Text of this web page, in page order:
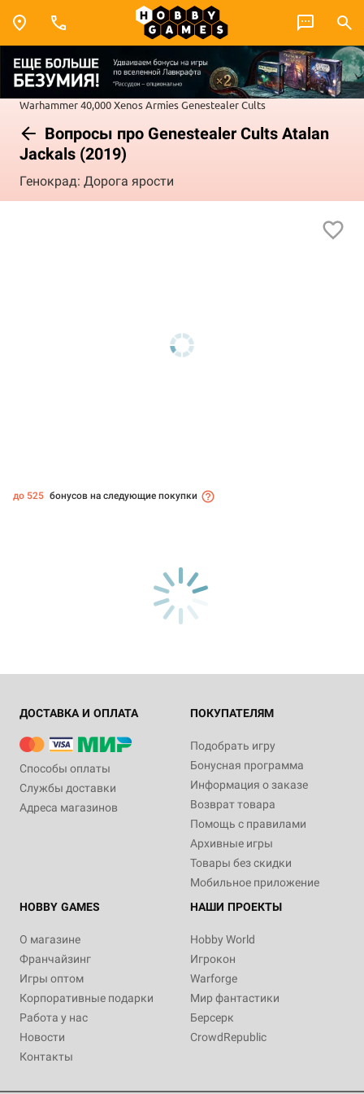
Warhammer 40,000Xenos ArmiesGenestealer Cults
Вопросы про Genestealer Cults Atalan
Jackals (2019)
Генокрад: Дорога ярости
до 525 бонусов на следующие покупки
ДОСТАВКА И ОПЛАТА
Способы оплаты
Службы доставки
Адреса магазинов
ПОКУПАТЕЛЯМ
Подобрать игру
Бонусная программа
Информация о заказе
Возврат товара
Помощь с правилами
Архивные игры
Товары без скидки
Мобильное приложение
HOBBY GAMES
О магазине
Франчайзинг
Игры оптом
Корпоративные подарки
Работа у нас
Новости
Контакты
НАШИ ПРОЕКТЫ
Hobby World
Игрокон
Warforge
Мир фантастики
Берсерк
CrowdRepublic